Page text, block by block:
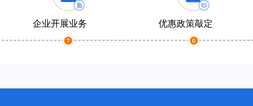
企业开展业务 优惠政策敲定